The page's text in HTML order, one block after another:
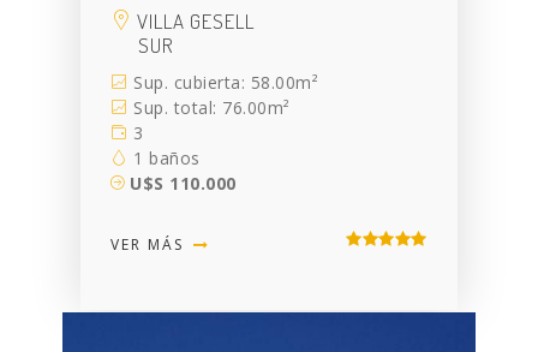
VILLA GESELL
SUR
Sup. cubierta: 58.00m²
Sup. total: 76.00m²
3
1 baños
U$S 110.000
VER MÁS